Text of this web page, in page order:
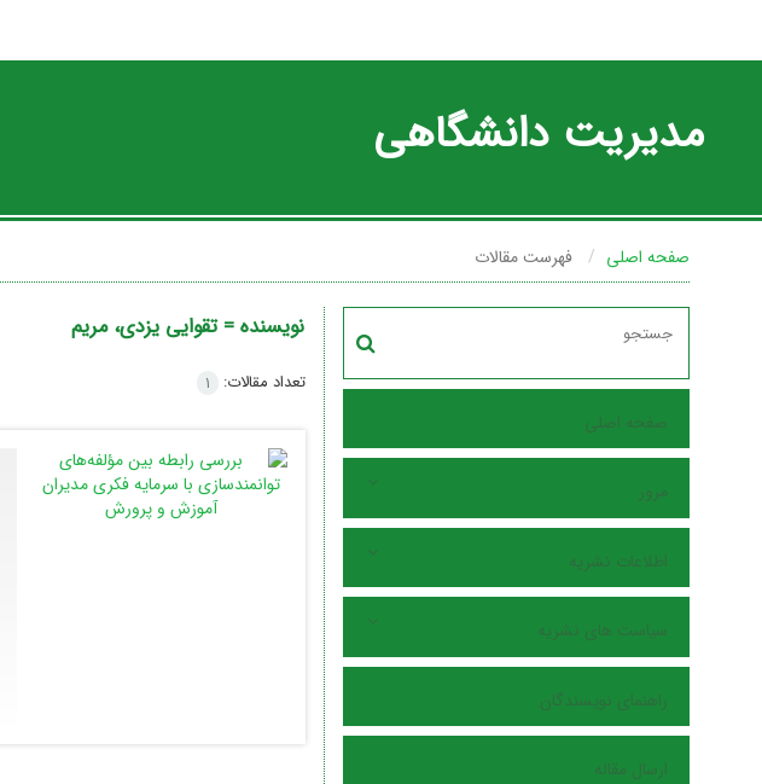
مدیریت دانشگاهی
صفحه اصلی فهرست مقالات
صفحه اصلی
مرور
اطلاعات نشریه
سیاست های نشریه
راهنمای نویسندگان
ارسال مقاله
نویسنده =تقوایی یزدی، مریم
تعداد مقالات: 1